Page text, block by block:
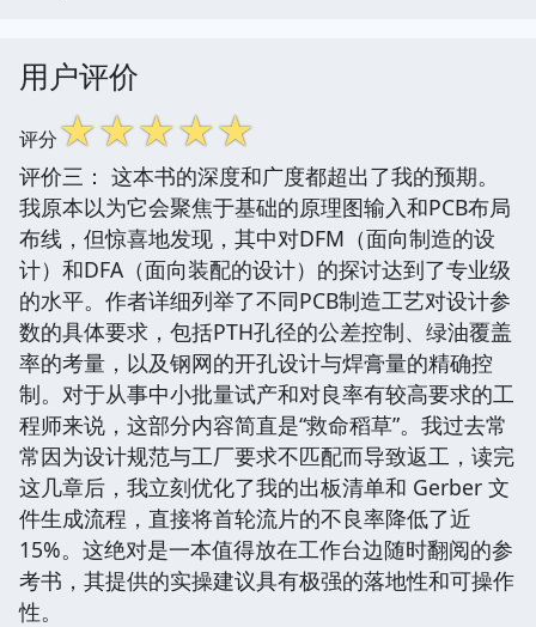
用户评价
评分☆☆☆☆☆
评价三： 这本书的深度和广度都超出了我的预期。
我原本以为它会聚焦于基础的原理图输入和PCB布局
布线，但惊喜地发现，其中对DFM（面向制造的设
计）和DFA（面向装配的设计）的探讨达到了专业级
的水平。作者详细列举了不同PCB制造工艺对设计参
数的具体要求，包括PTH孔径的公差控制、绿油覆盖
率的考量，以及钢网的开孔设计与焊膏量的精确控
制。对于从事中小批量试产和对良率有较高要求的工
程师来说，这部分内容简直是“救命稻草”。我过去常
常因为设计规范与工厂要求不匹配而导致返工，读完
这几章后，我立刻优化了我的出板清单和 Gerber 文
件生成流程，直接将首轮流片的不良率降低了近
15%。这绝对是一本值得放在工作台边随时翻阅的参
考书，其提供的实操建议具有极强的落地性和可操作
性。